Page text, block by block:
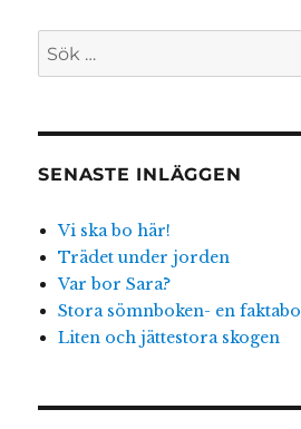
Sök
SENASTE INLÄGGEN
Vi ska bo här!
Trädet under jorden
Var bor Sara?
Stora sömnboken- en
Liten och jättestora skogen